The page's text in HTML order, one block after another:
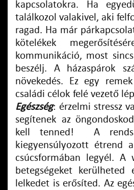
kapcsolatokra. Ha
találkozol valakivel, aki
ragad. Ha már
kötelékek
kommunikáció, most
beszélj. A házaspárok
növekedés. Ez egy
családi célok felé vezető
Egészség: érzelmi stressz
segítenek az
kell tenned! A
kiegyensúlyozott étrend
csúcsformában legyél. A
betegségeket
lelkedet is erősíted. Az